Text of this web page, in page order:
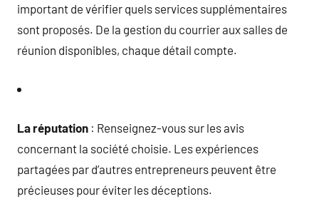
important de vérifier quels services supplémentaires
sont proposés. De la gestion du courrier aux salles de
réunion disponibles, chaque détail compte.
La réputation : Renseignez-vous sur les avis
concernant la société choisie. Les expériences
partagées par d’autres entrepreneurs peuvent être
précieuses pour éviter les déceptions.